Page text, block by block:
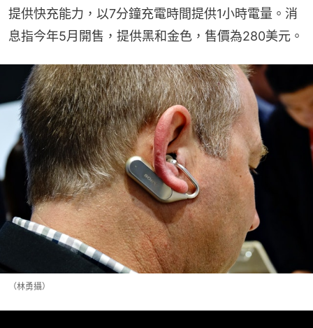
提供快充能力，以7分鐘充電時間提供1小時電量。消
息指今年5月開售，提供黑和金色，售價為280美元。
（林勇攝）